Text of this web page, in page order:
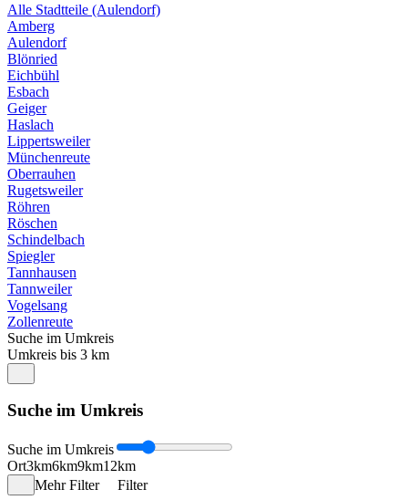
Alle Stadtteile (Aulendorf)
Amberg
Aulendorf
Blönried
Eichbühl
Esbach
Geiger
Haslach
Lippertsweiler
Münchenreute
Oberrauhen
Rugetsweiler
Röhren
Röschen
Schindelbach
Spiegler
Tannhausen
Tannweiler
Vogelsang
Zollenreute
Suche im Umkreis
Umkreis bis 3 km
Suche im Umkreis
Suche im Umkreis
Ort3km6km9km12km
Mehr Filter
Filter